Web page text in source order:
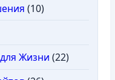
(10)
Жизни (22)